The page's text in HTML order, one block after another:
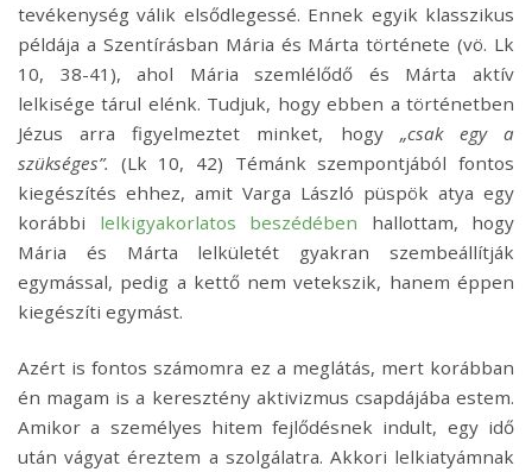
tevékenység válik elsődlegessé. Ennek egyik klasszikus
példája a Szentírásban Mária és Márta története (vö. Lk
10, 38-41), ahol Mária szemlélődő és Márta aktív
lelkisége tárul elénk. Tudjuk, hogy ebben a történetben
Jézus arra figyelmeztet minket, hogy „csak egy a
szükséges”. (Lk 10, 42) Témánk szempontjából fontos
kiegészítés ehhez, amit Varga László püspök atya egy
korábbi lelkigyakorlatos beszédében hallottam, hogy
Mária és Márta lelkületét gyakran szembeállítják
egymással, pedig a kettő nem vetekszik, hanem éppen
kiegészíti egymást.
Azért is fontos számomra ez a meglátás, mert korábban
én magam is a keresztény aktivizmus csapdájába estem.
Amikor a személyes hitem fejlődésnek indult, egy idő
után vágyat éreztem a szolgálatra. Akkori lelkiatyámnak